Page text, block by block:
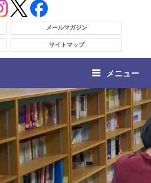
メールマガジン
サイトマップ
メニュー